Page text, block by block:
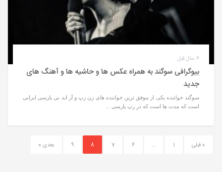
6 سال قبل
بیوگرافی سوگند به همراه عکس ها و حاشیه ها و آهنگ های
جدید
سوگند خواننده یکی از موفق ترین خواننده های زن رپ و آر اند بی پارسی ایرانی
است که مدت ها است که در رپ پارسی ...
« قبلی 1
…
6
7
8
9 بعدی »